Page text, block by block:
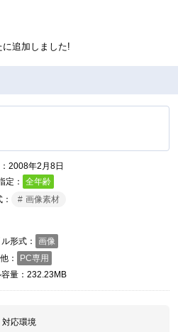
追加しました!
2008年2月8日
定
全年齢
画像素材
形式
画像
PC専用
量
232.23MB
対応環境